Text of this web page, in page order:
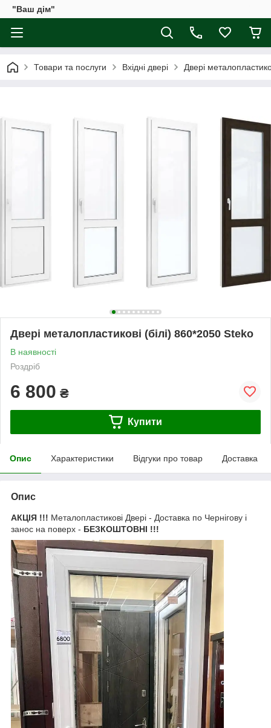
"Ваш дім"
Товари та послуги Вхідні двері Двері
Двері металопластикові (білі) 860*2050 Steko
В наявності
Роздріб
6 800 ₴
Купити
Опис Характеристики Відгуки про товар Доставка
Опис
АКЦІЯ !!! Металопластикові Двері - Доставка по Чернігову і
занос на поверх - БЕЗКОШТОВНІ !!!